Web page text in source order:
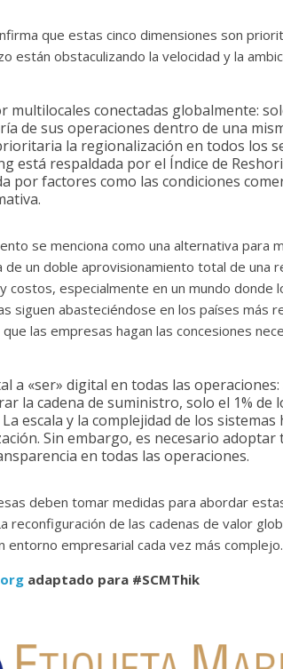
que estas cinco dimensiones son
están obstaculizando la velocidad y la
multilocales conectadas globalmente:
de sus operaciones dentro de una
la regionalización en todos los
está respaldada por el Índice de
por factores como las condiciones
se menciona como una alternativa para
un doble aprovisionamiento total de una
costos, especialmente en un mundo donde
siguen abasteciéndose en los países más
las empresas hagan las concesiones
a «ser» digital en todas las
la cadena de suministro, solo el 1%
escala y la complejidad de los
Sin embargo, es necesario
en todas las operaciones.
deben tomar medidas para abordar
reconfiguración de las cadenas de valor
entorno empresarial cada vez más complejo.
adaptado para #SCMThik